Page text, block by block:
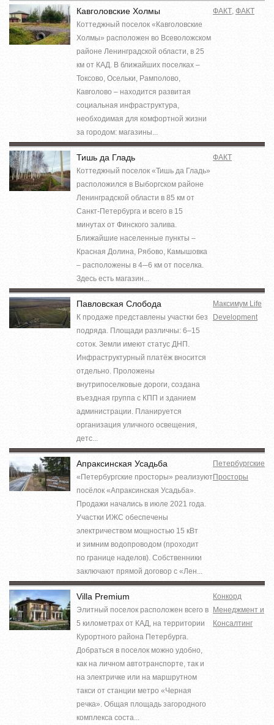
Кавголовские Холмы
Коттеджный поселок «Кавголовские
Холмы» расположен во Всеволожском
районе Ленинградской области, в 25
км от КАД. В ближайших поселках –
Токсово, Осельки, Рамполово,
Кавголово – находится развитая
социальная инфраструктура,
необходимая для комфортной жизни
за городом: магазины...
ФАКТ ФАКТ
Тишь да Гладь
Коттеджный поселок «Тишь да Гладь»
расположился в Выборгском районе
Ленинградской области в 85 км от
Санкт-Петербурга и всего в 15
минутах от Финского залива.
Ближайшие населенные пункты –
Красная Долина, Рябово, Камышовка
– расположены в 4─6 км от поселка.
Здесь есть магазин...
ФАКТ
Павловская Слобода
К продаже представлены участки без
подряда. Площади различны: 6–15
соток. Земли имеют статус ДНП.
Инфраструктурный платёж вносится
отдельно. Проложены
внутрипоселковые дороги, создана
въездная группа с КПП и зданием
администрации. Планируется
организация уличного освещения,
детс...
Максимум Life
Development
Апраксинская Усадьба
«Петербургские просторы» реализуют
посёлок «Апраксинская Усадьба».
Продажи начались в июле 2021 года.
Участки ИЖС обеспечены
электричеством мощностью 15 кВт
и зимним водопроводом (проходит
по границе наделов). Собственники
заключают прямой договор с «Лен...
Петербургские
Просторы
Villa Premium
Элитный поселок расположен всего в
5 километрах от КАД, на территории
Курортного района Петербурга.
Добраться в поселок можно удобно,
как на личном автотранспорте, так и
на электричке или на маршрутном
такси от станции метро «Черная
речка». Общая площадь загородного
комплекса соста...
Конкорд
Менеджмент и
Консалтинг